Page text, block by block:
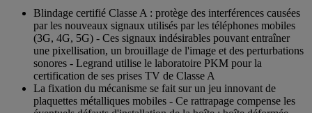
Blindage certifié Classe A : protège des interférences causées
par les nouveaux signaux utilisés par les téléphones mobiles
(3G, 4G, 5G) - Ces signaux indésirables pouvant entraîner
une pixellisation, un brouillage de l'image et des perturbations
sonores - Legrand utilise le laboratoire PKM pour la
certification de ses prises TV de Classe A
La fixation du mécanisme se fait sur un jeu innovant de
plaquettes métalliques mobiles - Ce rattrapage compense les